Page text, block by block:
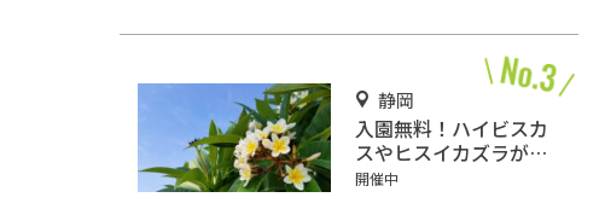
静岡
入園無料！ハイビスカ
スやヒスイカズラが咲
く『下賀茂熱帯植物
開催中